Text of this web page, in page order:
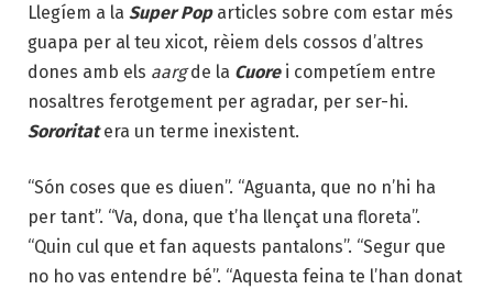
Llegíem a la Super Pop articles sobre com estar més
guapa per al teu xicot, rèiem dels cossos d’altres
dones amb els aargde la Cuorei competíem entre
nosaltres ferotgement per agradar, per ser-hi.
Sororitatera un terme inexistent.
“Són coses que es diuen”. “Aguanta, que no n’hi ha
per tant”. “Va, dona, que t’ha llençat una floreta”.
“Quin cul que et fan aquests pantalons”. “Segur que
no ho vas entendre bé”. “Aquesta feina te l’han donat